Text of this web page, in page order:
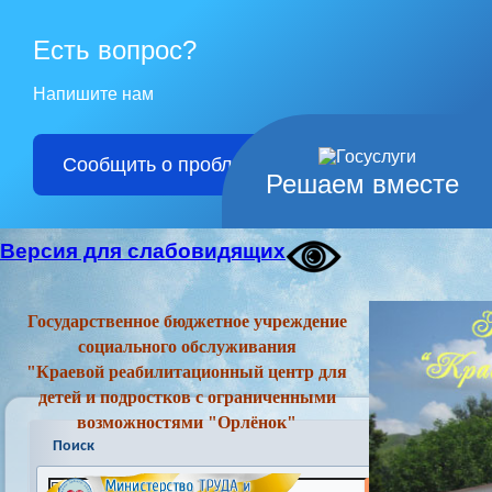
Решаем вместе
Есть вопрос?
Напишите нам
Сообщить о проблеме
Версия для слабовидящих
Государственное бюджетное учреждение
социального обслуживания
"Краевой реабилитационный центр для
детей и подростков с ограниченными
возможностями "Орлёнок"
Поиск